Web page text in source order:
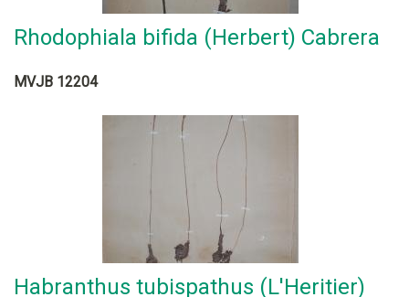
Rhodophiala bifida (Herbert) Cabrera
MVJB 12204
Habranthus tubispathus (L'Heritier)